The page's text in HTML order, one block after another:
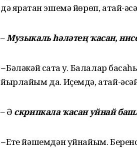
дә яратҡан эшемә йөрөп, атай-
–Музыкаль һәләтең ҡасан,
–Бәләкәй саҡта уҡ. Балалар
йырлайым да. Иҫемдә, атай-
– Ә скрипкала ҡасан уйнай
–Ете йәшемдән уйнайым.